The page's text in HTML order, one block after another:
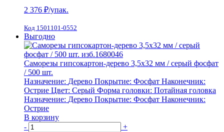
2 376 ₽/упак.
Код 1501101-0552
Выгодно
Саморезы гипсокартон-дерево 3,5х32 мм / серый фосфат
/ 500 шт.
Назначение: Дерево Покрытие: Фосфат Наконечник:
Острие Цвет: Серый Форма головки: Потайная головка
Назначение: Дерево Покрытие: Фосфат Наконечник:
Острие
В корзину
-
+